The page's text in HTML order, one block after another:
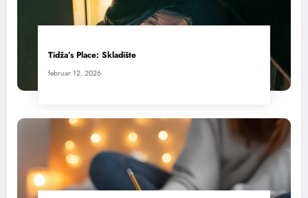
Tidža’s Place: Skladište
februar 12, 2026